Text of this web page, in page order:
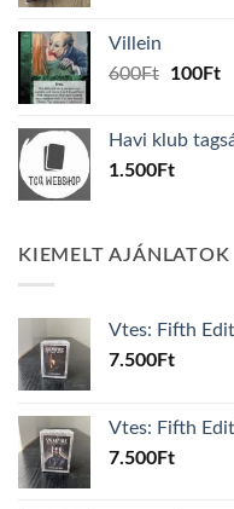
Villein
600Ft
Original
600Ft.
100Ft
Havi klub
1.500Ft
KIEMELT AJÁNLATOK
Vtes: Fifth
7.500Ft
Vtes: Fifth
7.500Ft